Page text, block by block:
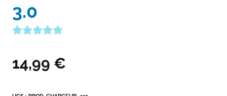
3.0
14,99 €